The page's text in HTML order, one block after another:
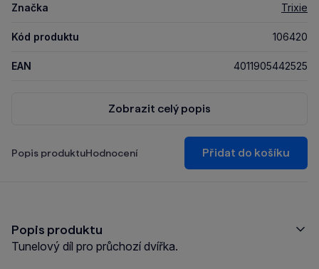
Značka Trixie
Kód produktu 106420
EAN 4011905442525
Zobrazit celý popis
Popis produktuHodnocení Přidat do košíku
Popis produktu
Tunelový díl pro průchozí dvířka.